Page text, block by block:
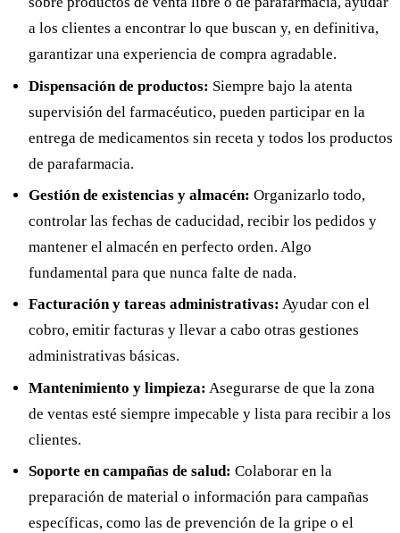
a los clientes a encontrar lo que buscan y, en definitiva,
garantizar una experiencia de compra agradable.
Dispensación de productos: Siempre bajo la atenta
supervisión del farmacéutico, pueden participar en la
entrega de medicamentos sin receta y todos los productos
de parafarmacia.
Gestión de existencias y almacén: Organizarlo todo,
controlar las fechas de caducidad, recibir los pedidos y
mantener el almacén en perfecto orden. Algo
fundamental para que nunca falte de nada.
Facturación y tareas administrativas: Ayudar con el
cobro, emitir facturas y llevar a cabo otras gestiones
administrativas básicas.
Mantenimiento y limpieza: Asegurarse de que la zona
de ventas esté siempre impecable y lista para recibir a los
clientes.
Soporte en campañas de salud: Colaborar en la
preparación de material o información para campañas
específicas, como las de prevención de la gripe o el